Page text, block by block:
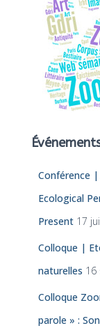
Conférence |
Ecological
Present 17
Colloque |
naturelles 16
Colloque
parole » :